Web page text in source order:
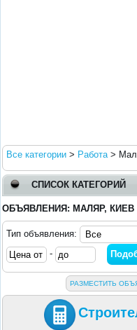
Все категории > Работа>
СПИСОК КАТЕГОРИЙ
ОБЪЯВЛЕНИЯ: МАЛЯР, КИЕВ
Тип объявления:
-
РАЗМЕСТИТЬ